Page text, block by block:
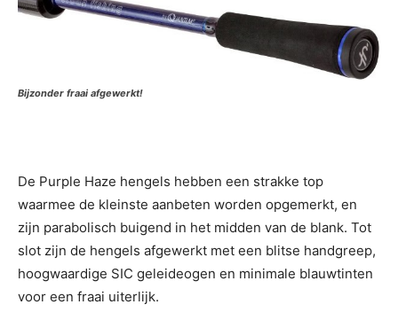
Bijzonder fraai afgewerkt!
De Purple Haze hengels hebben een strakke top
waarmee de kleinste aanbeten worden opgemerkt, en
zijn parabolisch buigend in het midden van de blank. Tot
slot zijn de hengels afgewerkt met een blitse handgreep,
hoogwaardige SIC geleideogen en minimale blauwtinten
voor een fraai uiterlijk.